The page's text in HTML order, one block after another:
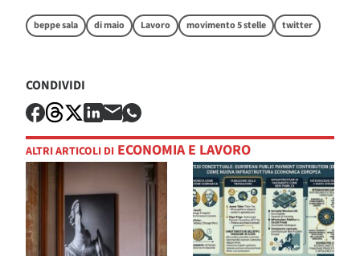
beppe sala di maio Lavoro movimento 5 stelle twitter
CONDIVIDI
ALTRI ARTICOLI DI ECONOMIA E LAVORO